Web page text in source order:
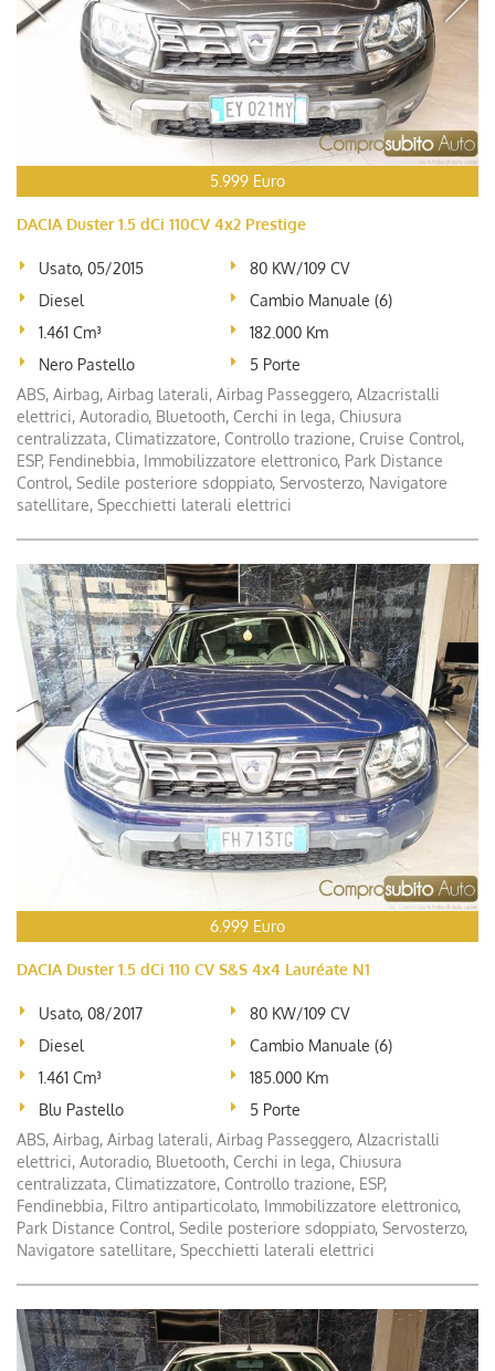
5.999 Euro
DACIA Duster 1.5 dCi 110CV 4x2 Prestige
Usato, 05/2015
80 KW/109 CV
Diesel
Cambio Manuale (6)
1.461 Cm³
182.000 Km
Nero Pastello
5 Porte
ABS, Airbag, Airbag laterali, Airbag Passeggero, Alzacristalli
elettrici, Autoradio, Bluetooth, Cerchi in lega, Chiusura
centralizzata, Climatizzatore, Controllo trazione, Cruise Control,
ESP, Fendinebbia, Immobilizzatore elettronico, Park Distance
Control, Sedile posteriore sdoppiato, Servosterzo, Navigatore
satellitare, Specchietti laterali elettrici
6.999 Euro
DACIA Duster 1.5 dCi 110 CV S&S 4x4 Lauréate N1
Usato, 08/2017
80 KW/109 CV
Diesel
Cambio Manuale (6)
1.461 Cm³
185.000 Km
Blu Pastello
5 Porte
ABS, Airbag, Airbag laterali, Airbag Passeggero, Alzacristalli
elettrici, Autoradio, Bluetooth, Cerchi in lega, Chiusura
centralizzata, Climatizzatore, Controllo trazione, ESP,
Fendinebbia, Filtro antiparticolato, Immobilizzatore elettronico,
Park Distance Control, Sedile posteriore sdoppiato, Servosterzo,
Navigatore satellitare, Specchietti laterali elettrici